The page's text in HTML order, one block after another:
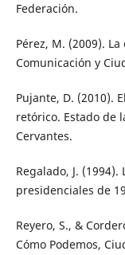
Federación.
Pérez, M. (2009).
Comunicación y
Pujante, D. (2010).
retórico. Estado de
Cervantes.
Regalado, J.
presidenciales de
Reyero, S., &
Cómo Podemos,